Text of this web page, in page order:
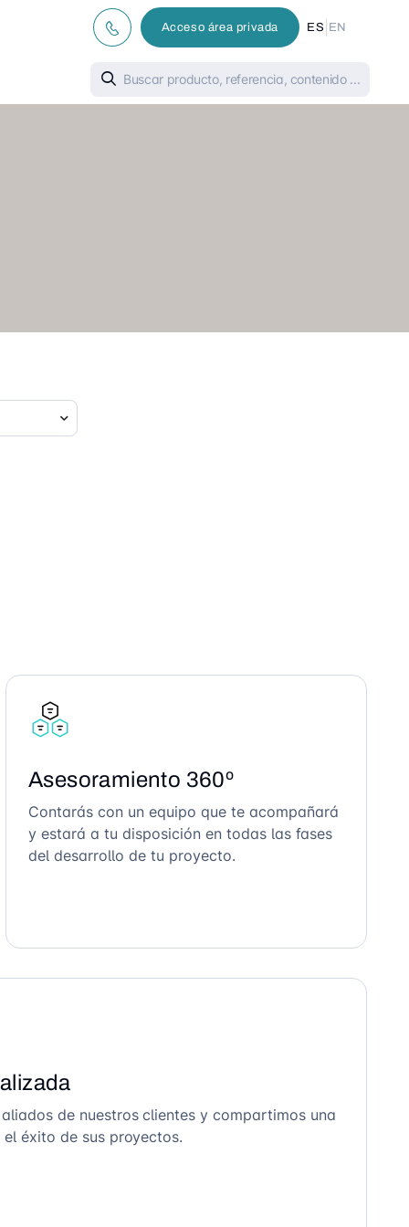
Acceso área privada ES EN
Asesoramiento 360º
Contarás con un equipo que te acompañará
y estará a tu disposición en todas las fases
del desarrollo de tu proyecto.
de nuestros clientes y compartimos una
éxito de sus proyectos.